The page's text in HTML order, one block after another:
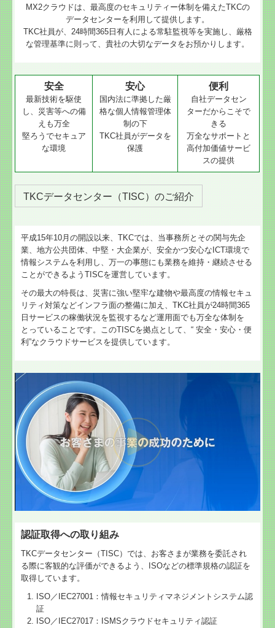
MX2クラウドは、最高度のセキュリティー体制を備えたTKCの
データセンターを利用して提供します。
TKC社員が、24時間365日有人による常駐監視等を実施し、厳格
な管理基準に則って、貴社の大切なデータをお預かりします。
安全
最新技術を駆使
し、災害等への備
えも万全
堅ろうでセキュア
な環境
安心
国内法に準拠した厳
格な個人情報管理体
制の下
TKC社員がデータを
保護
便利
自社データセン
ターだからこそで
きる
万全なサポートと
高付加価値サービ
スの提供
TKCデータセンター（TISC）のご紹介
平成15年10月の開設以来、TKCでは、当事務所とその関与先企
業、地方公共団体、中堅・大企業が、安全かつ安心なICT環境で
情報システムを利用し、万一の事態にも業務を維持・継続させる
ことができるようTISCを運営しています。
その最大の特長は、災害に強い堅牢な建物や最高度の情報セキュ
リティ対策などインフラ面の整備に加え、TKC社員が24時間365
日サービスの稼働状況を監視するなど運用面でも万全な体制を
とっていることです。このTISCを拠点として、“ 安全・安心・便
利”なクラウドサービスを提供しています。
認証取得への取り組み
TKCデータセンター（TISC）では、お客さまが業務を委託され
る際に客観的な評価ができるよう、ISOなどの標準規格の認証を
取得しています。
ISO／IEC27001：情報セキュリティマネジメントシステム認
証
ISO／IEC27017：ISMSクラウドセキュリティ認証